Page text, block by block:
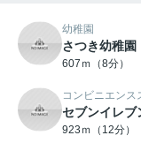
幼稚園
さつき幼稚園
607ｍ（8分）
コンビニエンス
セブンイレブ
923ｍ（12分）